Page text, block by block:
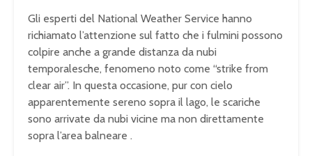
Gli esperti del National Weather Service hanno
richiamato l’attenzione sul fatto che i fulmini possono
colpire anche a grande distanza da nubi
temporalesche, fenomeno noto come “strike from
clear air”. In questa occasione, pur con cielo
apparentemente sereno sopra il lago, le scariche
sono arrivate da nubi vicine ma non direttamente
sopra l’area balneare .